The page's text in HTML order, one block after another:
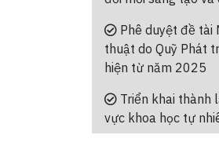
Phê duyệt đề tài
thuật do Quỹ Phát
hiện từ năm 2025
Triển khai thành
vực khoa học tự